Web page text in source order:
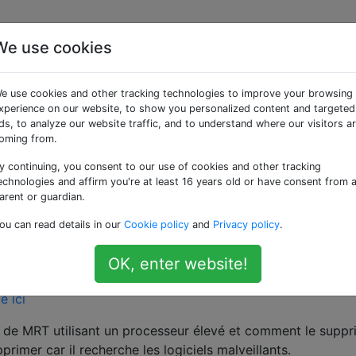
une grande
illimitée
mémoire. Je suis allé à Activity Monitor et il a montré
de mémoire. J'ai redémarré ma machine en
secondes.
MacBook Pro (Retina, 15 pouces, mi-2015), 16 Go de
MRT utilisant un processeur élevé et comment le
car il recherche les logiciels malveillants.
use cookies
use cookies and other tracking technologies to improve your browsing
on our website, to show you personalized content and targeted
to analyze our website traffic, and to understand where our visitors
from.
continuing, you consent to our use of cookies and other tracking
and affirm you're at least 16 years old or have consent from a
or guardian.
can read details in our Cookie policy and Privacy policy.
OK, enter website!